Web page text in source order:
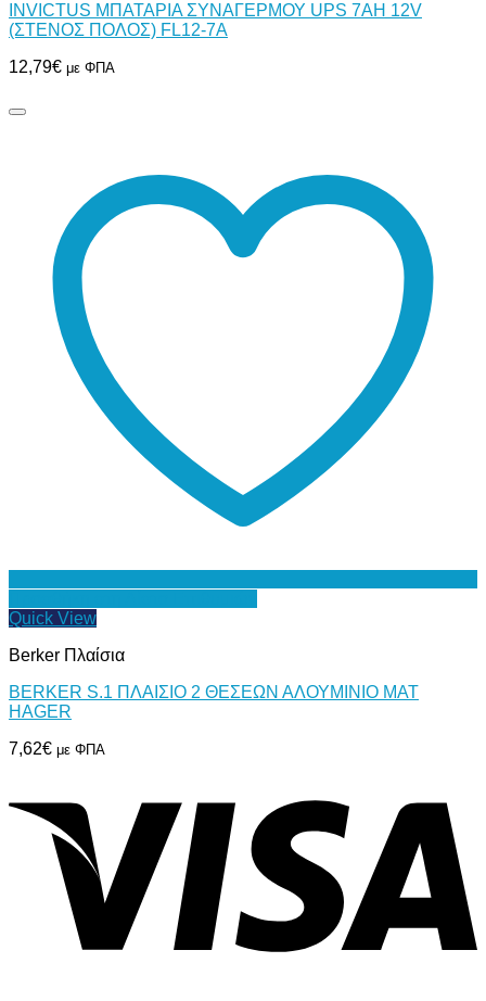
INVICTUS ΜΠΑΤΑΡΙΑ ΣΥΝΑΓΕΡΜΟΥ UPS 7AH 12V
(ΣΤΕΝΟΣ ΠΟΛΟΣ) FL12-7A
12,79€ με ΦΠΑ
Quick View
Berker Πλαίσια
BERKER S.1 ΠΛΑΙΣΙΟ 2 ΘΕΣΕΩΝ ΑΛΟΥΜΙΝΙΟ ΜΑΤ
HAGER
7,62€ με ΦΠΑ